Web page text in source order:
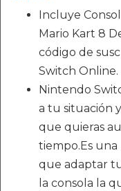
Incluye
Mario Kart 8
código de
Switch Online.
Nintendo
a tu situación
que quieras
tiempo.Es
que adaptar
la consola la